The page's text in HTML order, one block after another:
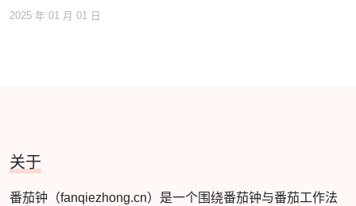
2025 年 01 月 01 日
关于
番茄钟（fanqiezhong.cn）是一个围绕番茄钟与番茄工作法